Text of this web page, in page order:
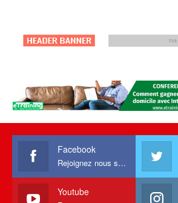
Facebook
Rejoignez nous sur facebook
Youtube